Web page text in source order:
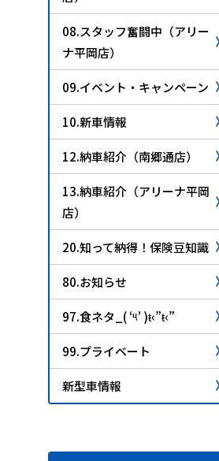
08.スタッフ奮闘中（アリー
ナ平岡店）
09.イベント・キャンペーン
10.新車情報
12.納車紹介（南郷通店）
13.納車紹介（アリーナ平岡
店）
20.知って納得！保険豆知識
80.お知らせ
97.食ネタ_( ‘༥’ )ŧ‹”ŧ‹”
99.プライベート
新型車情報